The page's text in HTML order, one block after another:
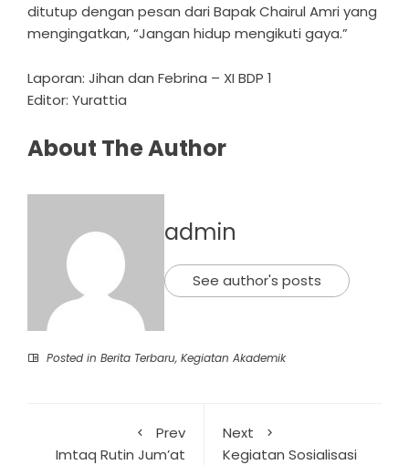
ditutup dengan pesan dari Bapak Chairul Amri yang
mengingatkan, “Jangan hidup mengikuti gaya.”
Laporan: Jihan dan Febrina – XI BDP 1
Editor: Yurattia
About The Author
admin
See author's posts
Posted in Berita Terbaru, Kegiatan Akademik
Prev
Imtaq Rutin Jum’at
Next
Kegiatan Sosialisasi